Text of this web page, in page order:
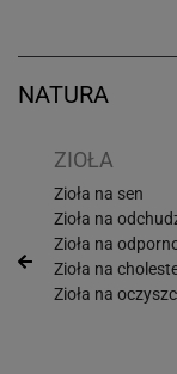
NATURA
ZIOŁA
Zioła na sen
Zioła na
Zioła na
Zioła na
Zioła na